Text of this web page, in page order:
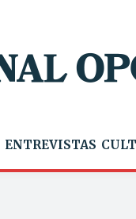
ENTREVISTAS